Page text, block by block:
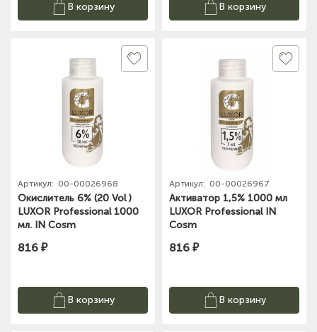
В корзину В корзину
Артикул: 00-00026968
Окислитель 6% (20 Vol )
LUXOR Professional 1000
мл. IN Cosm
816 ₽
В корзину
Артикул: 00-00026967
Активатор 1,5% 1000 мл
LUXOR Professional IN
Cosm
816 ₽
В корзину